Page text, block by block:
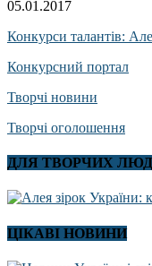
05.01.2017
Конкурси талантів:
Конкурсний портал
Творчі новини
Творчі оголошення
ДЛЯ ТВОРЧИХ
ЦІКАВІ НОВИНИ